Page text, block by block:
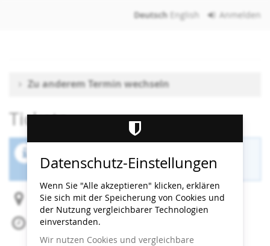
Deutsch English Anmelden
Zu anderem Termin wechseln
Tickets
ist beendet.
Heidi Horten Collection
Fr, 15. August 2025
Beginn:
13:30 Uhr
Datenschutz-Einstellungen
Wenn Sie "Alle akzeptieren" klicken, erklären
Sie sich mit der Speicherung von Cookies und
der Nutzung vergleichbarer Technologien
einverstanden.
Wir nutzen Cookies und vergleichbare